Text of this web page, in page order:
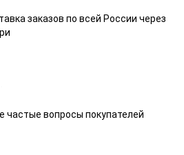
заказов по всей России через
частые вопросы покупателей